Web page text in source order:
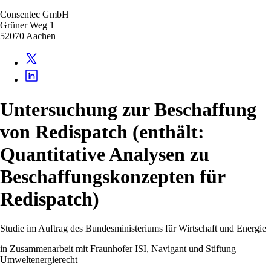
Consentec GmbH
Grüner Weg 1
52070 Aachen
Untersuchung zur Beschaffung
von Redispatch (enthält:
Quantitative Analysen zu
Beschaffungskonzepten für
Redispatch)
Studie im Auftrag des Bundesministeriums für Wirtschaft und Energie
in Zusammenarbeit mit Fraunhofer ISI, Navigant und Stiftung
Umweltenergierecht